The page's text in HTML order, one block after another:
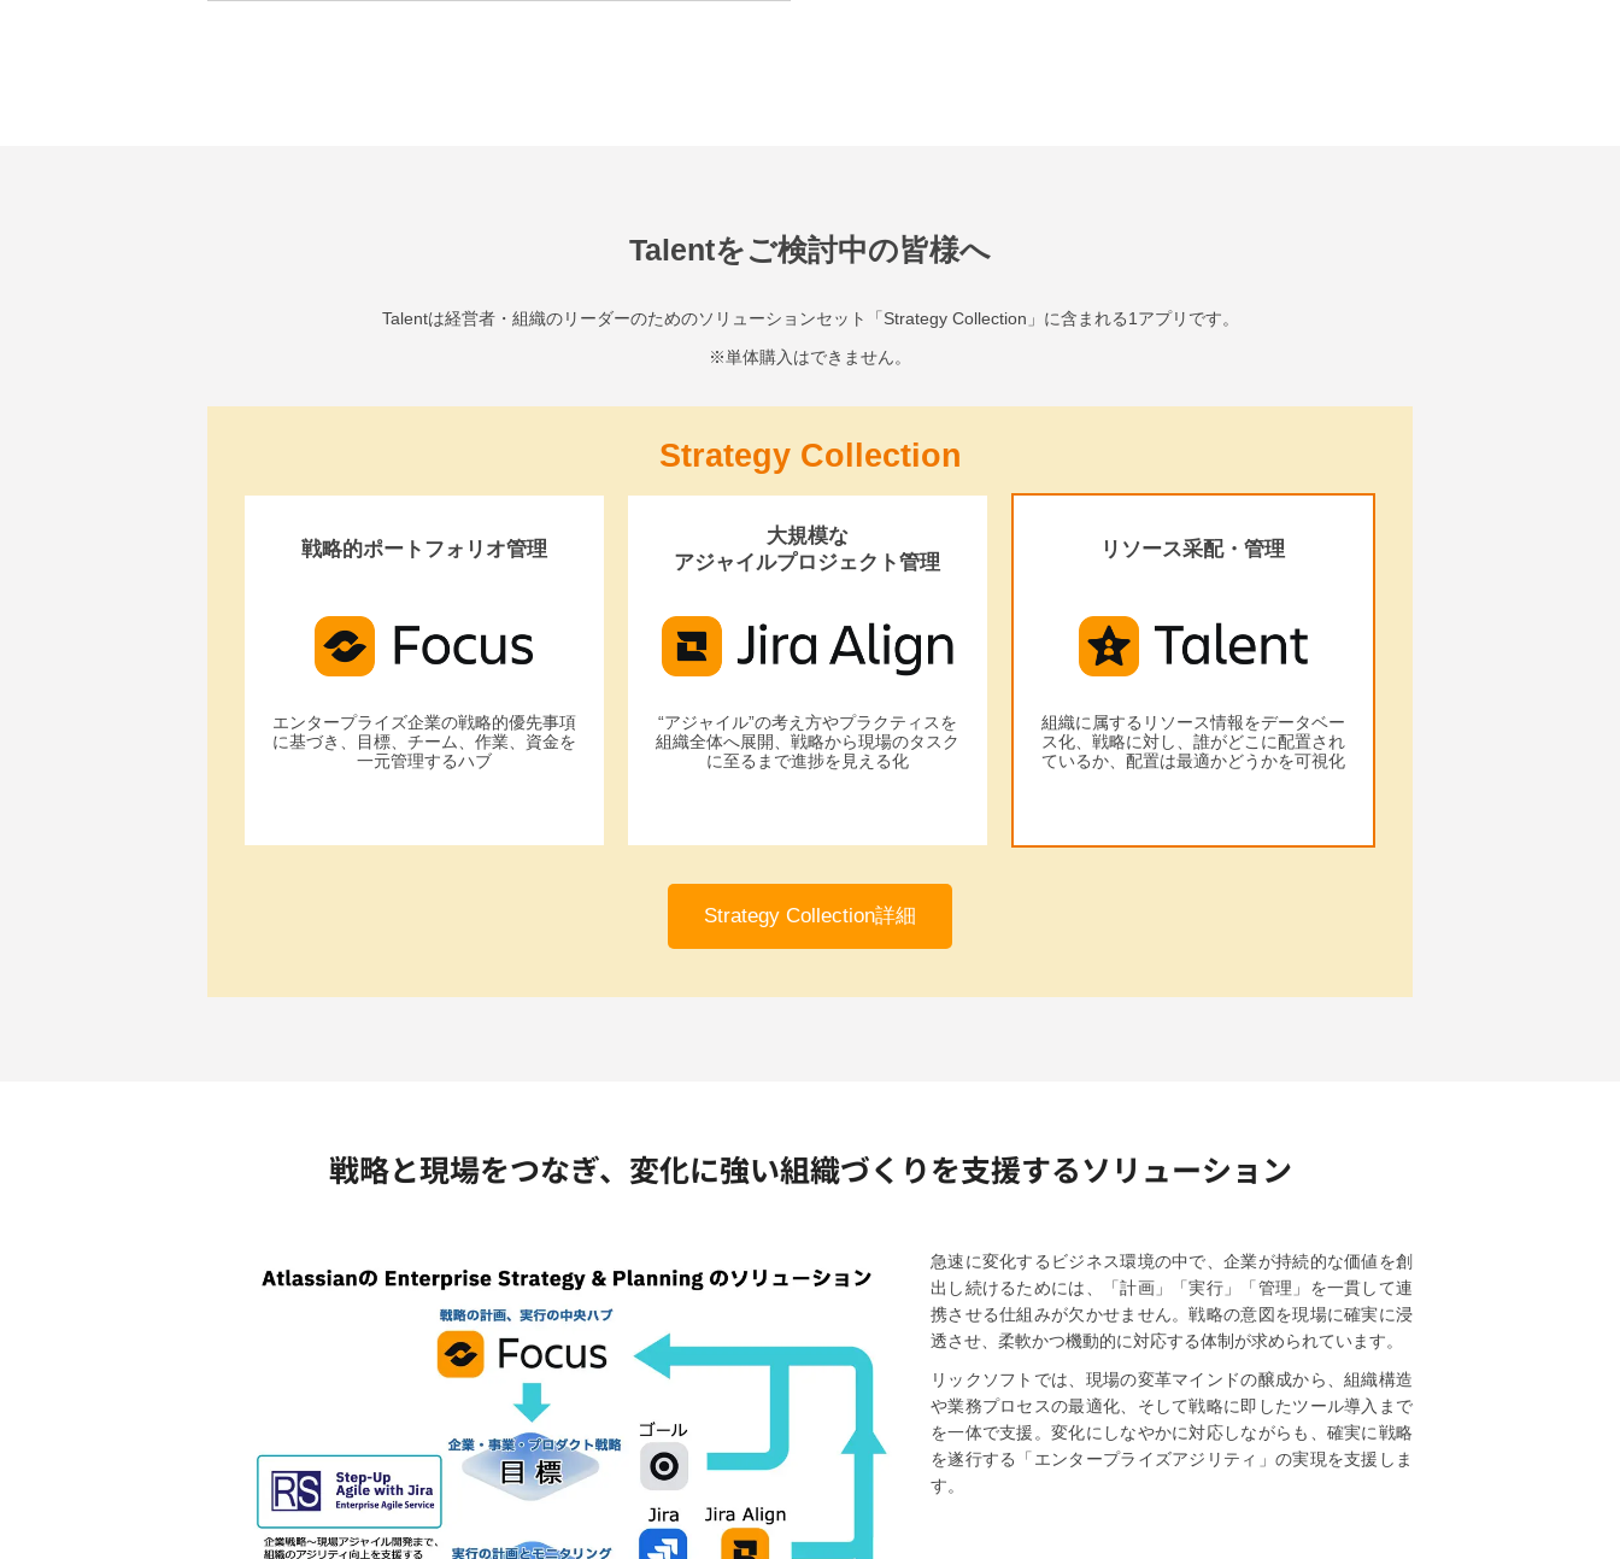
Talentをご検討中の皆様へ
Talentは経営者・組織のリーダーのためのソリューションセット「Strategy Collection」 に含まれる1アプリです。
※単体購入はできません。
Strategy Collection
戦略的ポートフォリオ管理
エンタープライズ企業の戦略的優先事項
に基づき、目標、チーム、作業、資金を
一元管理するハブ
大規模な
アジャイルプロジェクト管理
“アジャイル”の考え方やプラクティスを
組織全体へ展開、戦略から現場のタスク
に至るまで進捗を見える化
リソース采配・管理
組織に属するリソース情報をデータベー
ス化、戦略に対し、誰がどこに配置され
ているか、配置は最適かどうかを可視化
Strategy Collection詳細
戦略と現場をつなぎ、 変化に強い組織づくりを支援するソリューション
急速に変化するビジネス環境の中で、企業が持続的な価値を創
出し続けるためには、「計画」「実行」「管理」を一貫して連
携させる仕組みが欠かせません。戦略の意図を現場に確実に浸
透させ、柔軟かつ機動的に対応する体制が求められています。
リックソフトでは、現場の変革マインドの醸成から、組織構造
や業務プロセスの最適化、そして戦略に即したツール導入まで
を一体で支援。変化にしなやかに対応しながらも、確実に戦略
を遂行する「エンタープライズアジリティ」の実現を支援しま
す。